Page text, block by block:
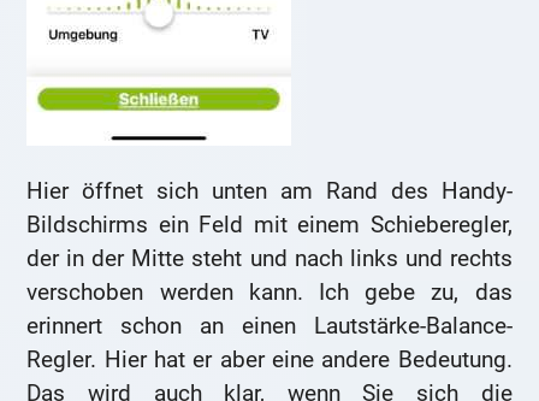
Hier öffnet sich unten am Rand des Handy-
Bildschirms ein Feld mit einem Schieberegler,
der in der Mitte steht und nach links und rechts
verschoben werden kann. Ich gebe zu, das
erinnert schon an einen Lautstärke-Balance-
Regler. Hier hat er aber eine andere Bedeutung.
Das wird auch klar, wenn Sie sich die